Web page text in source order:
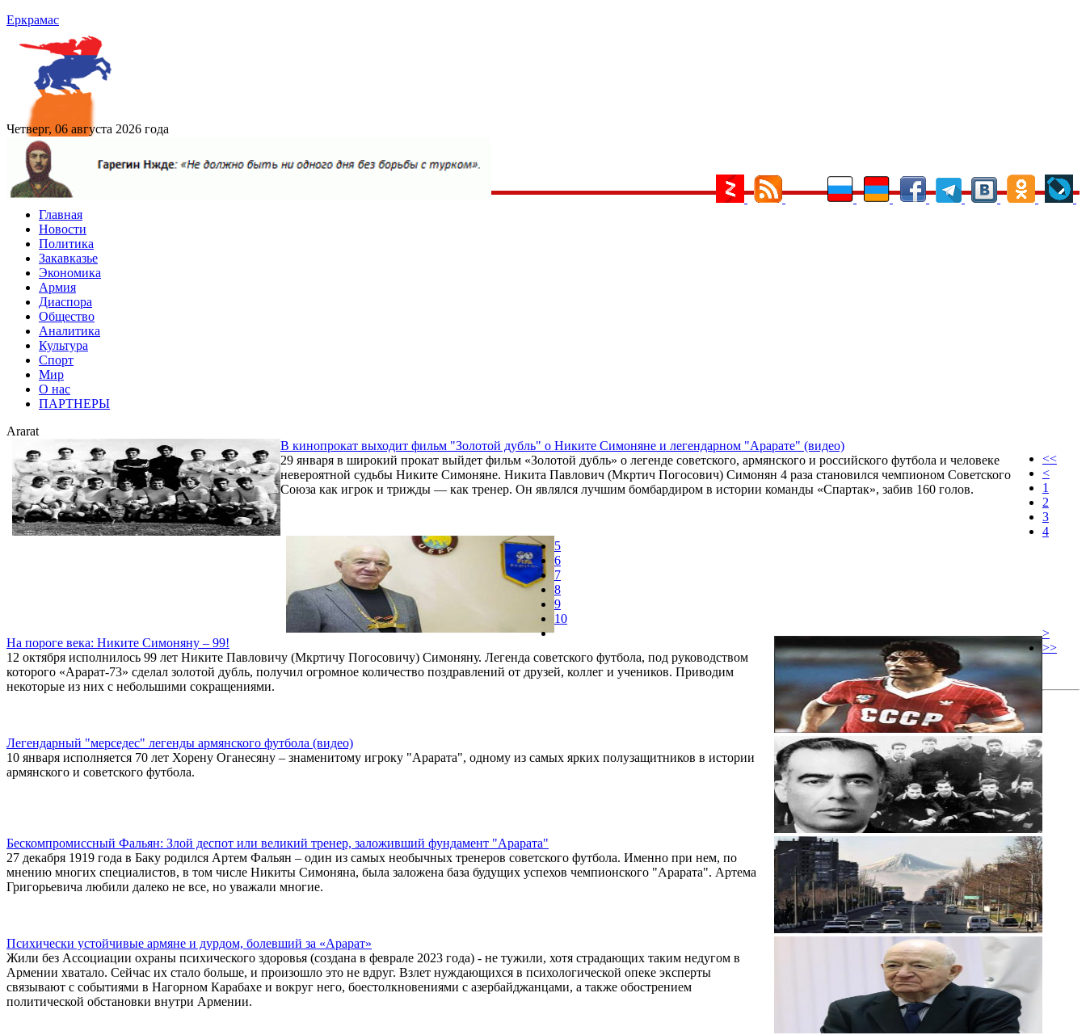
Еркрамас
Четверг, 06 августа 2026 года
Главная
Новости
Политика
Закавказье
Экономика
Армия
Диаспора
Общество
Аналитика
Культура
Спорт
Мир
О нас
ПАРТНЕРЫ
Ararat
В кинопрокат выходит фильм "Золотой дубль" о Никите Симоняне и легендарном "Арарате" (видео)
29 января в широкий прокат выйдет фильм «Золотой дубль» о легенде советского, армянского и российского футбола и человеке
невероятной судьбы Никите Симоняне. Никита Павлович (Мкртич Погосович) Симонян 4 раза становился чемпионом Советского
Союза как игрок и трижды — как тренер. Он являлся лучшим бомбардиром в истории команды «Спартак», забив 160 голов.
На пороге века: Никите Симоняну – 99!
12 октября исполнилось 99 лет Никите Павловичу (Мкртичу Погосовичу) Симоняну. Легенда советского футбола, под руководством
которого «Арарат-73» сделал золотой дубль, получил огромное количество поздравлений от друзей, коллег и учеников. Приводим
некоторые из них с небольшими сокращениями.
Легендарный "мерседес" легенды армянского футбола (видео)
10 января исполняется 70 лет Хорену Оганесяну – знаменитому игроку "Арарата", одному из самых ярких полузащитников в истории
армянского и советского футбола.
Бескомпромиссный Фальян: Злой деспот или великий тренер, заложивший фундамент "Арарата"
27 декабря 1919 года в Баку родился Артем Фальян – один из самых необычных тренеров советского футбола. Именно при нем, по
мнению многих специалистов, в том числе Никиты Симоняна, была заложена база будущих успехов чемпионского "Арарата". Артема
Григорьевича любили далеко не все, но уважали многие.
Психически устойчивые армяне и дурдом, болевший за «Арарат»
Жили без Ассоциации охраны психического здоровья (создана в феврале 2023 года) - не тужили, хотя страдающих таким недугом в
Армении хватало. Сейчас их стало больше, и произошло это не вдруг. Взлет нуждающихся в психологической опеке эксперты
связывают с событиями в Нагорном Карабахе и вокруг него, боестолкновениями с азербайджанцами, а также обострением
политической обстановки внутри Армении.
<<
<
1
2
3
4
5
6
7
8
9
10
>
>>